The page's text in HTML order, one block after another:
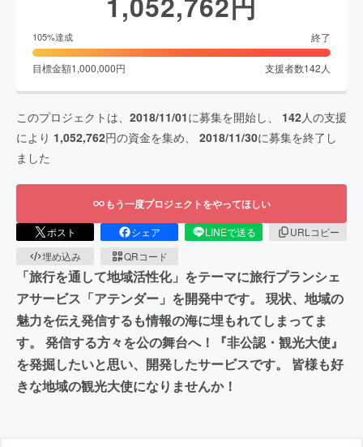
105%達成 終了
目標金額1,000,000円 支援者数142 人
このプロジェクトは、 2018/11/01に募集を開始し、 142人の支援
により 1,052,762円の資金を集め、 2018/11/30に募集を終了し
ました
もう一度プロジェクトをやってほしい
ポスト シェア LINEで送る
URLコピー
埋め込み
QRコード
「旅行を通して地域活性化」をテーマに旅行プランシェ
アサービス「アテンダー」を開発中です。 現状、地域の
魅力を伝え発信するも情報の海に埋もれてしまってま
す。 発信する方々を公の舞台へ！『非公認・観光大使』
を発掘したいと思い、開発したサービスです。 皆様も好
きな地域の観光大使になりませんか！